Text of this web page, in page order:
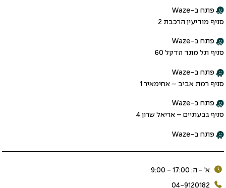
פתח ב-Waze
סניף מודיעין הרכבת 2
פתח ב-Waze
סניף תל מונד הדקל 60
פתח ב-Waze
סניף רמת אביב – אחימאיר 1
פתח ב-Waze
סניף גבעתיים – אריאל שרון 4
פתח ב-Waze
א׳ - ה: 17:00 - 9:00
04-9120182